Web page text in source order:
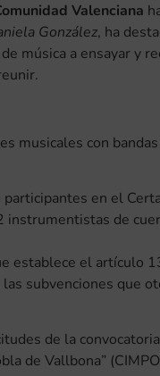
Valenciana
González, ha
música a ensayar y
musicales con
en el
de
establece el artículo
subvenciones que
de la
de Vallbona”